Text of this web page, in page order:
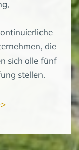
die
sich alle fünf
stellen.